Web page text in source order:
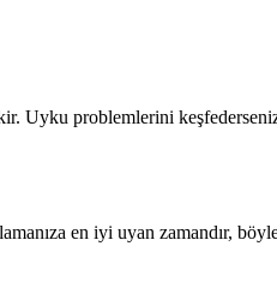
problemlerini
en iyi uyan zamandır,